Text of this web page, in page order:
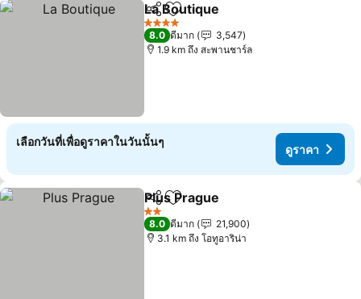
แชร์ เพิ่มในรายการโปรด
La Boutique
4 ดาว
8.0 ดีมาก
3,547
1.9 km ถึง สะพานชาร์ล
เลือกวันที่เพื่อดูราคาในวันนั้นๆ
ดูราคา
แชร์ เพิ่มในรายการโปรด
Plus Prague
2 ดาว
8.0 ดีมาก
21,900
3.1 km ถึง โอทูอาริน่า